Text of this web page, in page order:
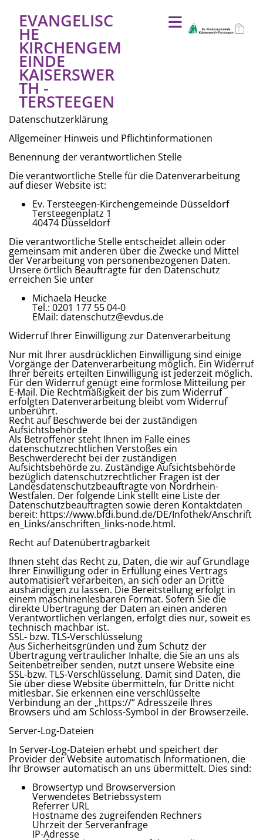
EVANGELISC
HE
KIRCHENGEM
EINDE
KAISERSWER
TH -
TERSTEEGEN
Datenschutzerklärung
Allgemeiner Hinweis und Pflichtinformationen
Benennung der verantwortlichen Stelle
Die verantwortliche Stelle für die Datenverarbeitung
auf dieser Website ist:
Ev. Tersteegen-Kirchengemeinde Düsseldorf
Tersteegenplatz 1
40474 Düsseldorf
Die verantwortliche Stelle entscheidet allein oder
gemeinsam mit anderen über die Zwecke und Mittel
der Verarbeitung von personenbezogenen Daten.
Unsere örtlich Beauftragte für den Datenschutz
erreichen Sie unter
Michaela Heucke
Tel.: 0201 177 55 04-0
EMail: datenschutz@evdus.de
Widerruf Ihrer Einwilligung zur Datenverarbeitung
Nur mit Ihrer ausdrücklichen Einwilligung sind einige
Vorgänge der Datenverarbeitung möglich. Ein Widerruf
Ihrer bereits erteilten Einwilligung ist jederzeit möglich.
Für den Widerruf genügt eine formlose Mitteilung per
E-Mail. Die Rechtmäßigkeit der bis zum Widerruf
erfolgten Datenverarbeitung bleibt vom Widerruf
unberührt.
Recht auf Beschwerde bei der zuständigen
Aufsichtsbehörde
Als Betroffener steht Ihnen im Falle eines
datenschutzrechtlichen Verstoßes ein
Beschwerderecht bei der zuständigen
Aufsichtsbehörde zu. Zuständige Aufsichtsbehörde
bezüglich datenschutzrechtlicher Fragen ist der
Landesdatenschutzbeauftragte von Nordrhein-
Westfalen. Der folgende Link stellt eine Liste der
Datenschutzbeauftragten sowie deren Kontaktdaten
bereit: https://www.bfdi.bund.de/DE/Infothek/Anschrift
en_Links/anschriften_links-node.html.
Recht auf Datenübertragbarkeit
Ihnen steht das Recht zu, Daten, die wir auf Grundlage
Ihrer Einwilligung oder in Erfüllung eines Vertrags
automatisiert verarbeiten, an sich oder an Dritte
aushändigen zu lassen. Die Bereitstellung erfolgt in
einem maschinenlesbaren Format. Sofern Sie die
direkte Übertragung der Daten an einen anderen
Verantwortlichen verlangen, erfolgt dies nur, soweit es
technisch machbar ist.
SSL- bzw. TLS-Verschlüsselung
Aus Sicherheitsgründen und zum Schutz der
Übertragung vertraulicher Inhalte, die Sie an uns als
Seitenbetreiber senden, nutzt unsere Website eine
SSL-bzw. TLS-Verschlüsselung. Damit sind Daten, die
Sie über diese Website übermitteln, für Dritte nicht
mitlesbar. Sie erkennen eine verschlüsselte
Verbindung an der „https://“ Adresszeile Ihres
Browsers und am Schloss-Symbol in der Browserzeile.
Server-Log-Dateien
In Server-Log-Dateien erhebt und speichert der
Provider der Website automatisch Informationen, die
Ihr Browser automatisch an uns übermittelt. Dies sind:
Browsertyp und Browserversion
Verwendetes Betriebssystem
Referrer URL
Hostname des zugreifenden Rechners
Uhrzeit der Serveranfrage
IP-Adresse